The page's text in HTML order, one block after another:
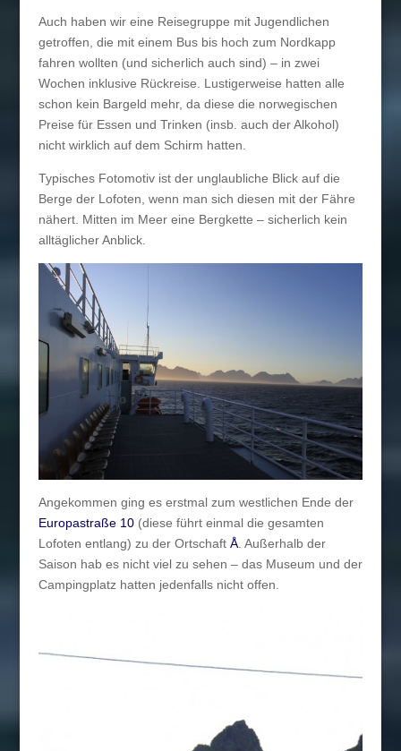
Auch haben wir eine Reisegruppe mit Jugendlichen
getroffen, die mit einem Bus bis hoch zum Nordkapp
fahren wollten (und sicherlich auch sind) – in zwei
Wochen inklusive Rückreise. Lustigerweise hatten alle
schon kein Bargeld mehr, da diese die norwegischen
Preise für Essen und Trinken (insb. auch der Alkohol)
nicht wirklich auf dem Schirm hatten.
Typisches Fotomotiv ist der unglaubliche Blick auf die
Berge der Lofoten, wenn man sich diesen mit der Fähre
nähert. Mitten im Meer eine Bergkette – sicherlich kein
alltäglicher Anblick.
Angekommen ging es erstmal zum westlichen Ende der
Europastraße 10(diese führt einmal die gesamten
Lofoten entlang) zu der Ortschaft Å. Außerhalb der
Saison hab es nicht viel zu sehen – das Museum und der
Campingplatz hatten jedenfalls nicht offen.